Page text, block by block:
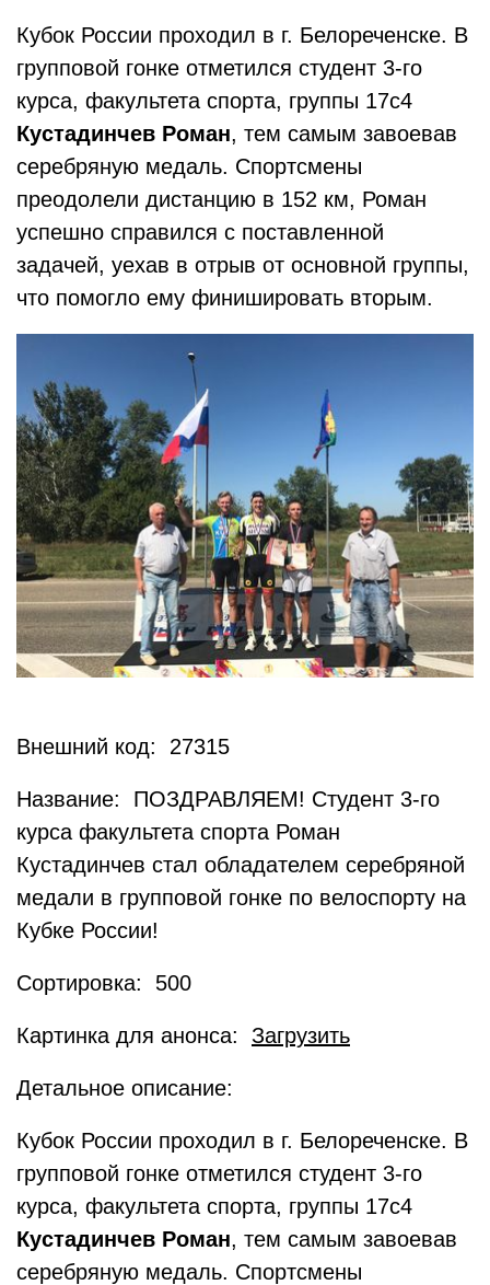
Кубок России проходил в г. Белореченске. В
групповой гонке отметился студент 3-го
курса, факультета спорта, группы 17с4
Кустадинчев Роман, тем самым завоевав
серебряную медаль. Спортсмены
преодолели дистанцию в 152 км, Роман
успешно справился с поставленной
задачей, уехав в отрыв от основной группы,
что помогло ему финишировать вторым.
Внешний код: 27315
Название: ПОЗДРАВЛЯЕМ! Студент 3-го
курса факультета спорта Роман
Кустадинчев стал обладателем серебряной
медали в групповой гонке по велоспорту на
Кубке России!
Сортировка: 500
Картинка для анонса: Загрузить
Детальное описание:
Кубок России проходил в г. Белореченске. В
групповой гонке отметился студент 3-го
курса, факультета спорта, группы 17с4
Кустадинчев Роман, тем самым завоевав
серебряную медаль. Спортсмены